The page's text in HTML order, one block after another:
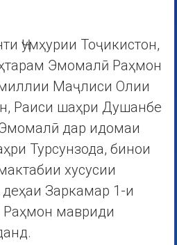
Ҷумҳурии Тоҷикистон,
Эмомалӣ Раҳмон
Маҷлиси Олии
Раиси шаҳри Душанбе
дар идомаи
Турсунзода, бинои
хусусии
Заркамар 1-и
Раҳмон мавриди